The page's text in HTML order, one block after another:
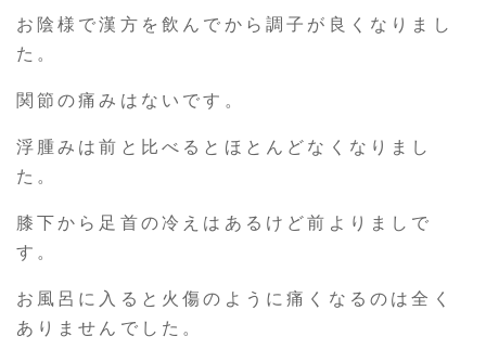
お陰様で漢方を飲んでから調子が良くなりまし
た。
関節の痛みはないです。
浮腫みは前と比べるとほとんどなくなりまし
た。
膝下から足首の冷えはあるけど前よりましで
す。
お風呂に入ると火傷のように痛くなるのは全く
ありませんでした。